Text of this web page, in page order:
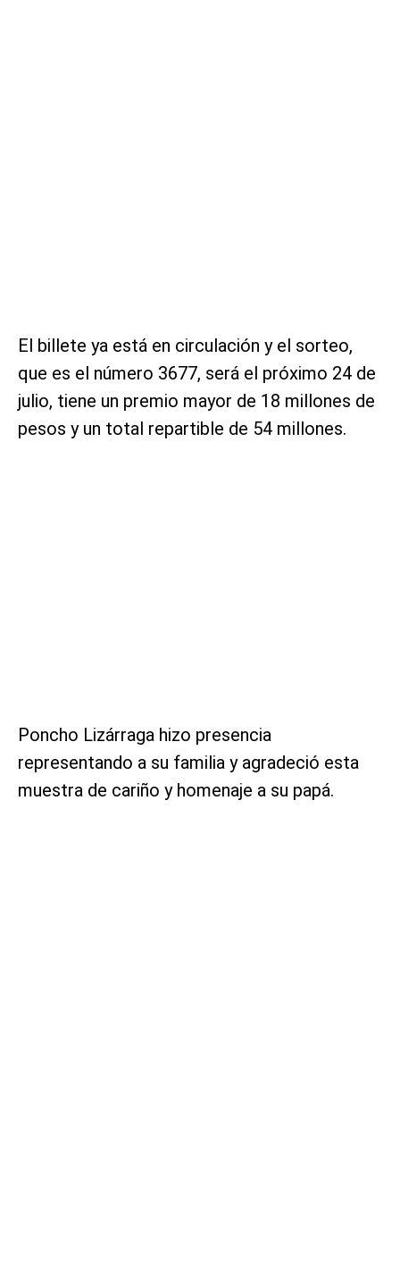
El billete ya está en circulación y el sorteo,
que es el número 3677, será el próximo 24 de
julio, tiene un premio mayor de 18 millones de
pesos y un total repartible de 54 millones.
Poncho Lizárraga hizo presencia
representando a su familia y agradeció esta
muestra de cariño y homenaje a su papá.